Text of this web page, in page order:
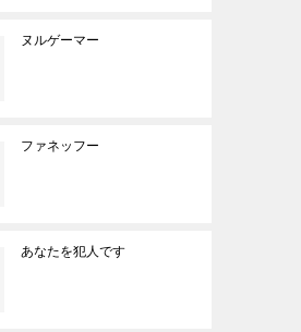
ヌルゲーマー
ファネッフー
あなたを犯人です